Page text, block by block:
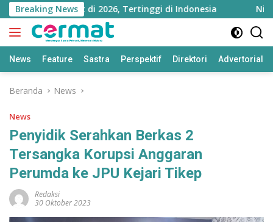
Langsung
ke
konten
Breaking News
Utara Melejit di 2026, Tertinggi di Indonesia Ningsi
News Feature Sastra Perspektif Direktori Advertorial
Beranda News
News
Penyidik Serahkan Berkas 2
Tersangka Korupsi Anggaran
Perumda ke JPU Kejari Tikep
Redaksi
30 Oktober 2023